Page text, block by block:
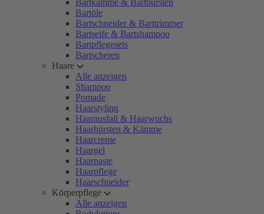
Bartkämme & Bartbürsten
Bartöle
Bartschneider & Barttrimmer
Bartseife & Bartshampoo
Bartpflegesets
Bartscheren
Haare
Alle anzeigen
Shampoo
Pomade
Haarstyling
Haarausfall & Haarwuchs
Haarbürsten & Kämme
Haarcreme
Haargel
Haarpaste
Haarpflege
Haarschneider
Körperpflege
Alle anzeigen